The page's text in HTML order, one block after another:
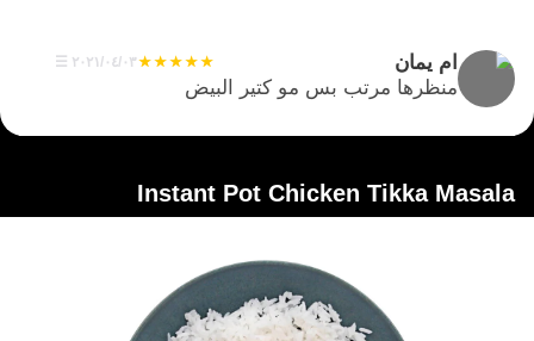
ام يمان ٠٣‏/٠٤‏/٢٠٢١ ☰
منظرها مرتب بس مو كتير البيض
Instant Pot Chicken Tikka Masala